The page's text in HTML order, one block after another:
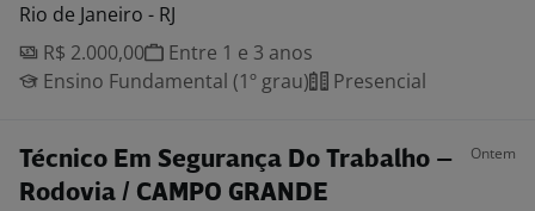
Rio de Janeiro - RJ
R$ 2.000,00
Entre 1 e 3 anos
Ensino Fundamental (1º grau)
Presencial
Técnico Em Segurança Do Trabalho –
Rodovia / CAMPO GRANDE
Ontem